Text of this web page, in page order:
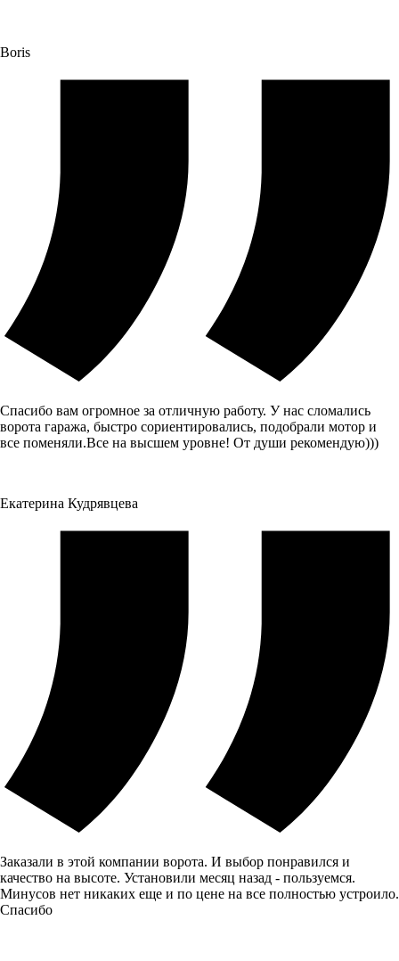
Boris
Спасибо вам огромное за отличную работу. У нас сломались
ворота гаража, быстро сориентировались, подобрали мотор и
все поменяли.Все на высшем уровне! От души рекомендую)))
Екатерина Кудрявцева
Заказали в этой компании ворота. И выбор понравился и
качество на высоте. Установили месяц назад - пользуемся.
Минусов нет никаких еще и по цене на все полностью устроило.
Спасибо